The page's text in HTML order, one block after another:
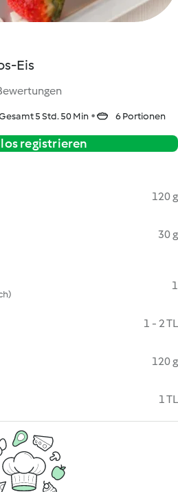
Eis
5 Std. 50 Min 6 Portionen
registrieren
120 g
30 g
1
1 - 2 TL
120 g
1 TL